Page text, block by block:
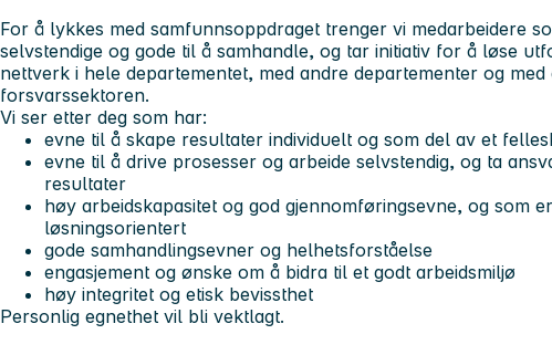
For å lykkes med samfunnsoppdraget trenger vi medarbeidere
selvstendige og gode til å samhandle, og tar initiativ for å løse
nettverk i hele departementet, med andre departementer og med
forsvarssektoren.
Vi ser etter deg som har:
evne til å skape resultater individuelt og som del av et
evne til å drive prosesser og arbeide selvstendig, og ta
resultater
høy arbeidskapasitet og god gjennomføringsevne, og som
løsningsorientert
gode samhandlingsevner og helhetsforståelse
engasjement og ønske om å bidra til et godt arbeidsmiljø
høy integritet og etisk bevissthet
Personlig egnethet vil bli vektlagt.